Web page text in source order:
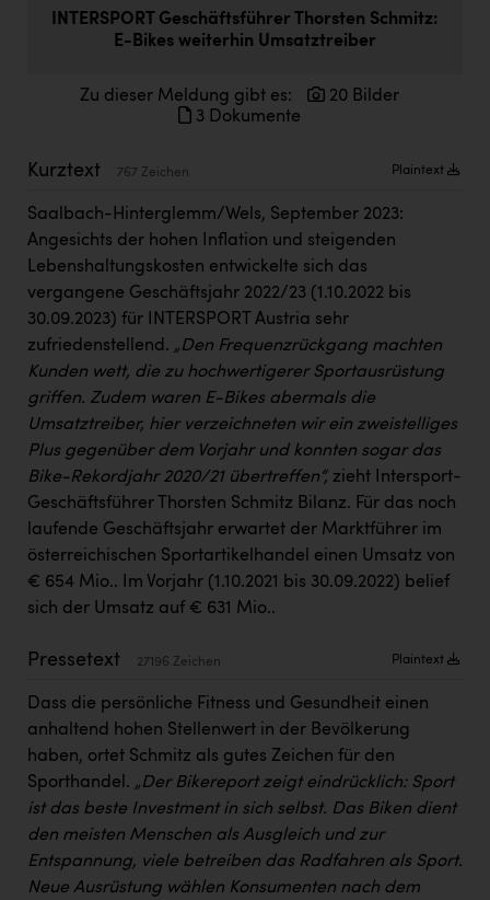
Doppler Gruppe
everfield
Fristads Austria
HIG Infomotion Group
IFE Austria GmbH
Immotech
INTERSPAR
INTERSPORT Austria
Jesolo
Jane Goodall Institute Austria
Kärcher
Karin Liedl
KEBA
KLIPP Frisör
Kleider Bauer
Kremsmüller Anlagenbau GmbH
Maximarkt
Oldtimer Raststationen und Motorhotels
Österreichischer Kachelofenverband
INTERSPORT Geschäftsführer Thorsten Schmitz:
E-Bikes weiterhin Umsatztreiber
Zu dieser Meldung gibt es:
20 Bilder
3 Dokumente
Kurztext 767 Zeichen Plaintext
Saalbach-Hinterglemm/Wels, September 2023:
Angesichts der hohen Inflation und steigenden
Lebenshaltungskosten entwickelte sich das
vergangene Geschäftsjahr 2022/23 (1.10.2022 bis
30.09.2023) für INTERSPORT Austria sehr
zufriedenstellend. „Den Frequenzrückgang machten
Kunden wett, die zu hochwertigerer Sportausrüstung
griffen. Zudem waren E-Bikes abermals die
Umsatztreiber, hier verzeichneten wir ein zweistelliges
Plus gegenüber dem Vorjahr und konnten sogar das
Bike-Rekordjahr 2020/21 übertreffen“, zieht Intersport-
Geschäftsführer Thorsten Schmitz Bilanz. Für das noch
laufende Geschäftsjahr erwartet der Marktführer im
österreichischen Sportartikelhandel einen Umsatz von
€ 654 Mio.. Im Vorjahr (1.10.2021 bis 30.09.2022) belief
sich der Umsatz auf € 631 Mio..
Pressetext 27196 Zeichen Plaintext
Dass die persönliche Fitness und Gesundheit einen
anhaltend hohen Stellenwert in der Bevölkerung
haben, ortet Schmitz als gutes Zeichen für den
Sporthandel. „Der Bikereport zeigt eindrücklich: Sport
ist das beste Investment in sich selbst. Das Biken dient
den meisten Menschen als Ausgleich und zur
Entspannung, viele betreiben das Radfahren als Sport.
Neue Ausrüstung wählen Konsumenten nach dem